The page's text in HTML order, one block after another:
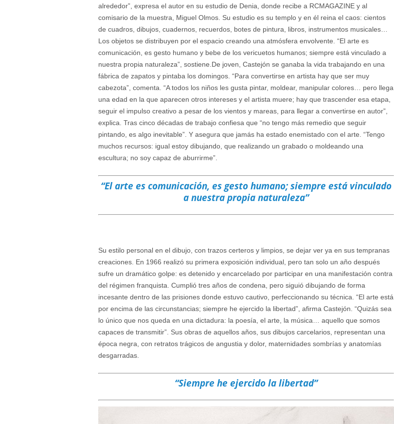
alrededor”, expresa el autor en su estudio de Denia, donde recibe a RCMAGAZINE y al
comisario de la muestra, Miguel Olmos. Su estudio es su templo y en él reina el caos: cientos
de cuadros, dibujos, cuadernos, recuerdos, botes de pintura, libros, instrumentos musicales…
Los objetos se distribuyen por el espacio creando una atmósfera envolvente. “El arte es
comunicación, es gesto humano y bebe de los vericuetos humanos; siempre está vinculado a
nuestra propia naturaleza”, sostiene.De joven, Castejón se ganaba la vida trabajando en una
fábrica de zapatos y pintaba los domingos. “Para convertirse en artista hay que ser muy
cabezota”, comenta. “A todos los niños les gusta pintar, moldear, manipular colores… pero llega
una edad en la que aparecen otros intereses y el artista muere; hay que trascender esa etapa,
seguir el impulso creativo a pesar de los vientos y mareas, para llegar a convertirse en autor”,
explica. Tras cinco décadas de trabajo confiesa que “no tengo más remedio que seguir
pintando, es algo inevitable”. Y asegura que jamás ha estado enemistado con el arte. “Tengo
muchos recursos: igual estoy dibujando, que realizando un grabado o moldeando una
escultura; no soy capaz de aburrirme”.
“El arte es comunicación, es gesto humano; siempre está vinculado
a nuestra propia naturaleza”
Su estilo personal en el dibujo, con trazos certeros y limpios, se dejar ver ya en sus tempranas
creaciones. En 1966 realizó su primera exposición individual, pero tan solo un año después
sufre un dramático golpe: es detenido y encarcelado por participar en una manifestación contra
del régimen franquista. Cumplió tres años de condena, pero siguió dibujando de forma
incesante dentro de las prisiones donde estuvo cautivo, perfeccionando su técnica. “El arte está
por encima de las circunstancias; siempre he ejercido la libertad”, afirma Castejón. “Quizás sea
lo único que nos queda en una dictadura: la poesía, el arte, la música… aquello que somos
capaces de transmitir”. Sus obras de aquellos años, sus dibujos carcelarios, representan una
época negra, con retratos trágicos de angustia y dolor, maternidades sombrías y anatomías
desgarradas.
“Siempre he ejercido la libertad”